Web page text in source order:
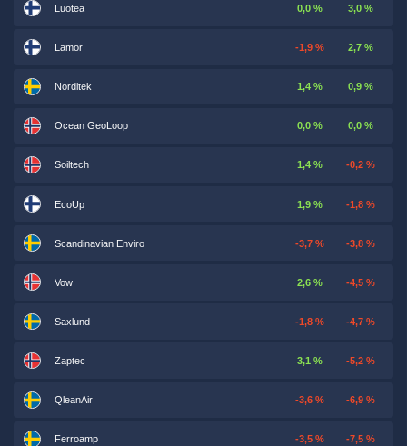
Luotea 0,0 % 3,0 %
Lamor -1,9 % 2,7 %
Norditek 1,4 % 0,9 %
Ocean GeoLoop 0,0 % 0,0 %
Soiltech 1,4 % -0,2 %
EcoUp 1,9 % -1,8 %
Scandinavian Enviro -3,7 % -3,8 %
Vow 2,6 % -4,5 %
Saxlund -1,8 % -4,7 %
Zaptec 3,1 % -5,2 %
QleanAir -3,6 % -6,9 %
Ferroamp -3,5 % -7,5 %